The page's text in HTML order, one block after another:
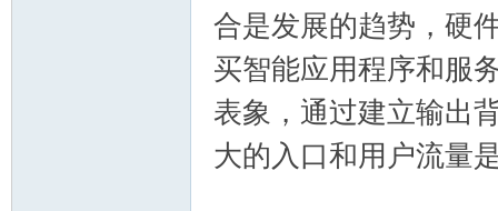
合是发展的趋势，硬
买智能应用程序和服
表象，通过建立输出
大的入口和用户流量